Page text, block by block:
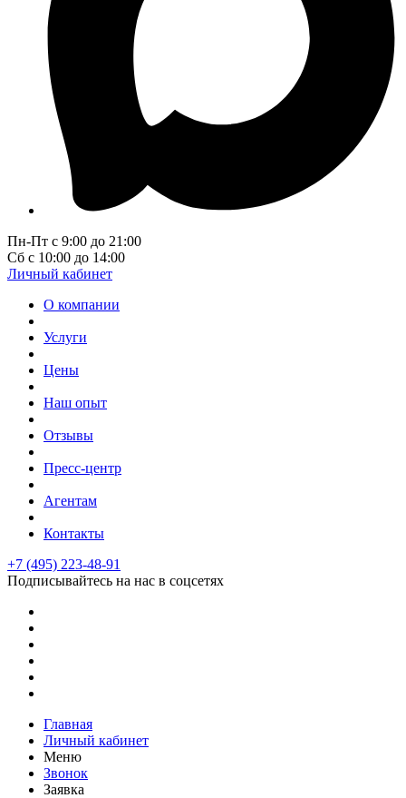
Пн-Пт с 9:00 до 21:00
Сб с 10:00 до 14:00
Личный кабинет
О компании
Услуги
Цены
Наш опыт
Отзывы
Пресс-центр
Агентам
Контакты
+7 (495) 223-48-91
Подписывайтесь на нас в соцсетях
Главная
Личный кабинет
Меню
Звонок
Заявка